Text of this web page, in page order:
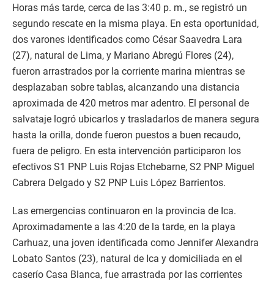
Horas más tarde, cerca de las 3:40 p. m., se registró un
segundo rescate en la misma playa. En esta oportunidad,
dos varones identificados como César Saavedra Lara
(27), natural de Lima, y Mariano Abregú Flores (24),
fueron arrastrados por la corriente marina mientras se
desplazaban sobre tablas, alcanzando una distancia
aproximada de 420 metros mar adentro. El personal de
salvataje logró ubicarlos y trasladarlos de manera segura
hasta la orilla, donde fueron puestos a buen recaudo,
fuera de peligro. En esta intervención participaron los
efectivos S1 PNP Luis Rojas Etchebarne, S2 PNP Miguel
Cabrera Delgado y S2 PNP Luis López Barrientos.
Las emergencias continuaron en la provincia de Ica.
Aproximadamente a las 4:20 de la tarde, en la playa
Carhuaz, una joven identificada como Jennifer Alexandra
Lobato Santos (23), natural de Ica y domiciliada en el
caserío Casa Blanca, fue arrastrada por las corrientes